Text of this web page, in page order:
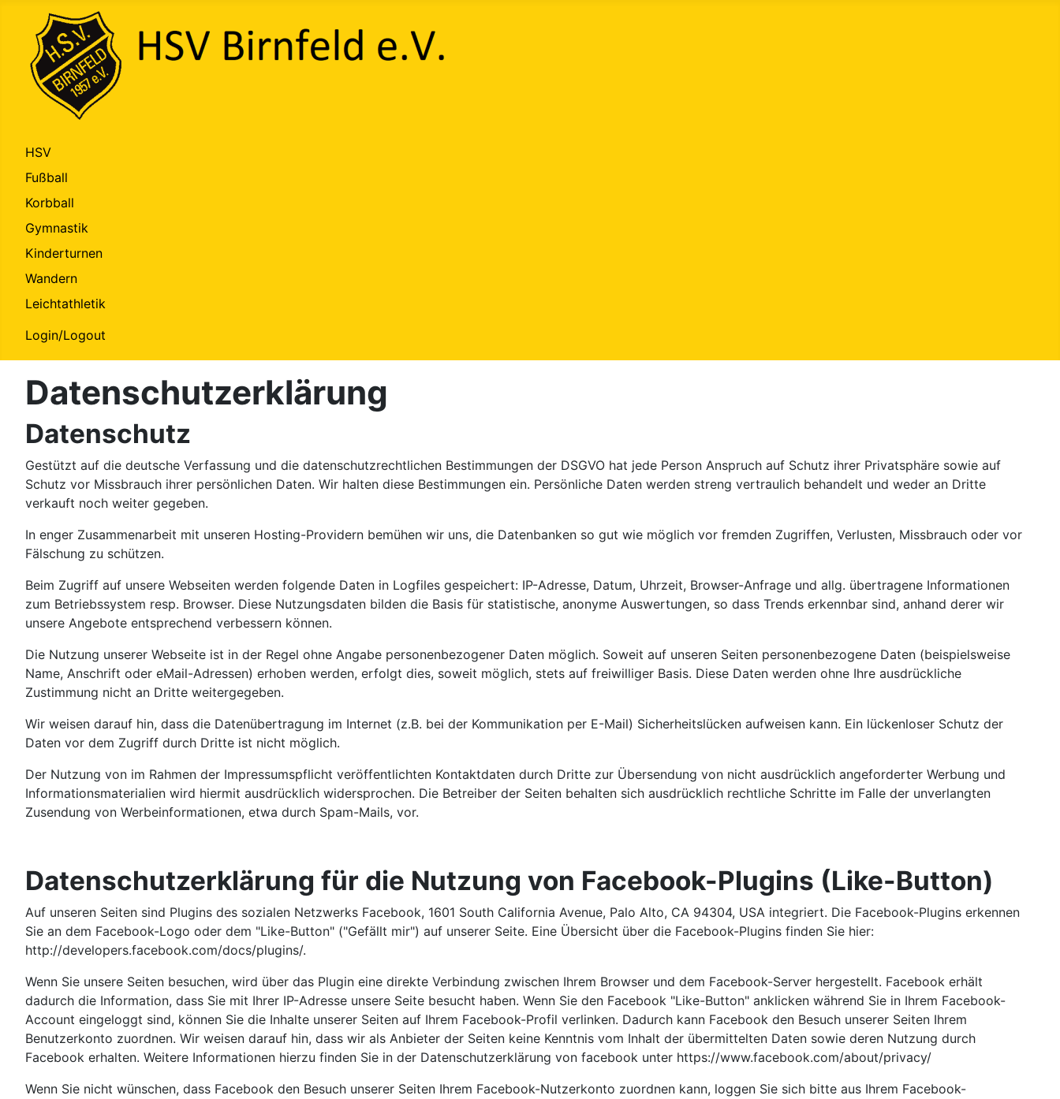
HSV
Fußball
Korbball
Gymnastik
Kinderturnen
Wandern
Leichtathletik
Login/Logout
Datenschutzerklärung
Datenschutz
Gestützt auf die deutsche Verfassung und die datenschutzrechtlichen Bestimmungen der DSGVO hat jede Person Anspruch auf Schutz ihrer Privatsphäre sowie auf
Schutz vor Missbrauch ihrer persönlichen Daten. Wir halten diese Bestimmungen ein. Persönliche Daten werden streng vertraulich behandelt und weder an Dritte
verkauft noch weiter gegeben.
In enger Zusammenarbeit mit unseren Hosting-Providern bemühen wir uns, die Datenbanken so gut wie möglich vor fremden Zugriffen, Verlusten, Missbrauch oder vor
Fälschung zu schützen.
Beim Zugriff auf unsere Webseiten werden folgende Daten in Logfiles gespeichert: IP-Adresse, Datum, Uhrzeit, Browser-Anfrage und allg. übertragene Informationen
zum Betriebssystem resp. Browser. Diese Nutzungsdaten bilden die Basis für statistische, anonyme Auswertungen, so dass Trends erkennbar sind, anhand derer wir
unsere Angebote entsprechend verbessern können.
Die Nutzung unserer Webseite ist in der Regel ohne Angabe personenbezogener Daten möglich. Soweit auf unseren Seiten personenbezogene Daten (beispielsweise
Name, Anschrift oder eMail-Adressen) erhoben werden, erfolgt dies, soweit möglich, stets auf freiwilliger Basis. Diese Daten werden ohne Ihre ausdrückliche
Zustimmung nicht an Dritte weitergegeben.
Wir weisen darauf hin, dass die Datenübertragung im Internet (z.B. bei der Kommunikation per E-Mail) Sicherheitslücken aufweisen kann. Ein lückenloser Schutz der
Daten vor dem Zugriff durch Dritte ist nicht möglich.
Der Nutzung von im Rahmen der Impressumspflicht veröffentlichten Kontaktdaten durch Dritte zur Übersendung von nicht ausdrücklich angeforderter Werbung und
Informationsmaterialien wird hiermit ausdrücklich widersprochen. Die Betreiber der Seiten behalten sich ausdrücklich rechtliche Schritte im Falle der unverlangten
Zusendung von Werbeinformationen, etwa durch Spam-Mails, vor.
Datenschutzerklärung für die Nutzung von Facebook-Plugins (Like-Button)
Auf unseren Seiten sind Plugins des sozialen Netzwerks Facebook, 1601 South California Avenue, Palo Alto, CA 94304, USA integriert. Die Facebook-Plugins erkennen
Sie an dem Facebook-Logo oder dem "Like-Button" ("Gefällt mir") auf unserer Seite. Eine Übersicht über die Facebook-Plugins finden Sie hier:
http://developers.facebook.com/docs/plugins/.
Wenn Sie unsere Seiten besuchen, wird über das Plugin eine direkte Verbindung zwischen Ihrem Browser und dem Facebook-Server hergestellt. Facebook erhält
dadurch die Information, dass Sie mit Ihrer IP-Adresse unsere Seite besucht haben. Wenn Sie den Facebook "Like-Button" anklicken während Sie in Ihrem Facebook-
Account eingeloggt sind, können Sie die Inhalte unserer Seiten auf Ihrem Facebook-Profil verlinken. Dadurch kann Facebook den Besuch unserer Seiten Ihrem
Benutzerkonto zuordnen. Wir weisen darauf hin, dass wir als Anbieter der Seiten keine Kenntnis vom Inhalt der übermittelten Daten sowie deren Nutzung durch
Facebook erhalten. Weitere Informationen hierzu finden Sie in der Datenschutzerklärung von facebook unter https://www.facebook.com/about/privacy/
Wenn Sie nicht wünschen, dass Facebook den Besuch unserer Seiten Ihrem Facebook-Nutzerkonto zuordnen kann, loggen Sie sich bitte aus Ihrem Facebook-